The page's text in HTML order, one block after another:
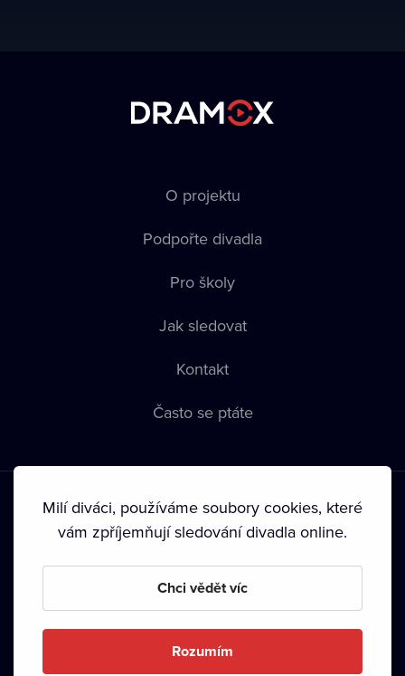
O projektu
Podpořte divadla
Pro školy
Jak sledovat
Kontakt
Často se ptáte
Podmínky používání • Ochrana soukromí • Zásady používání
• Autorská práva•
Milí diváci, používáme soubory cookies, které
vám zpříjemňují sledování divadla online.
Chci vědět víc
Rozumím